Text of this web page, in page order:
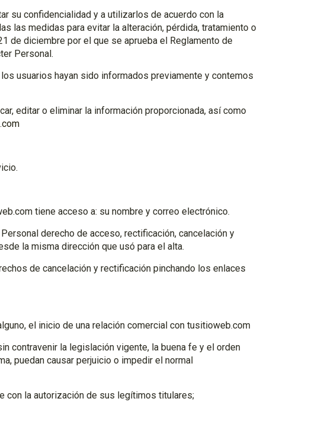
su confidencialidad y a utilizarlos de acuerdo con la
las medidas para evitar la alteración, pérdida, tratamiento o
de diciembre por el que se aprueba el Reglamento de
Personal.
usuarios hayan sido informados previamente y contemos
editar o eliminar la información proporcionada, así como
tiene acceso a: su nombre y correo electrónico.
derecho de acceso, rectificación, cancelación y
la misma dirección que usó para el alta.
de cancelación y rectificación pinchando los enlaces
el inicio de una relación comercial con tusitioweb.com
contravenir la legislación vigente, la buena fe y el orden
puedan causar perjuicio o impedir el normal
con la autorización de sus legítimos titulares;